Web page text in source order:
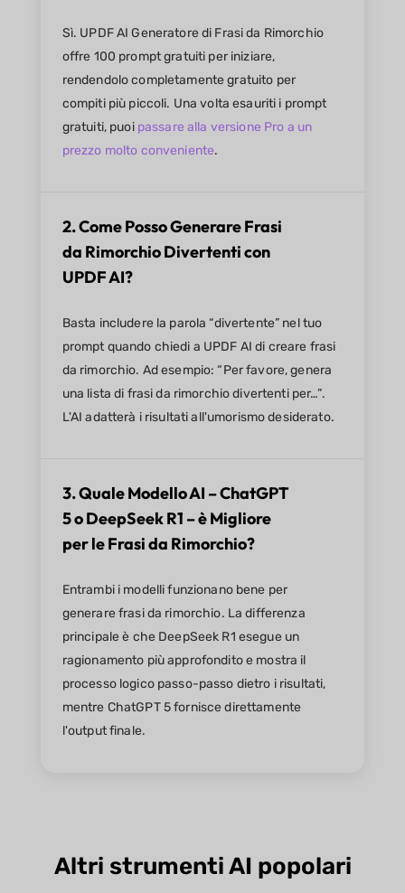
Sì. UPDF AI Generatore di Frasi da Rimorchio
offre 100 prompt gratuiti per iniziare,
rendendolo completamente gratuito per
compiti più piccoli. Una volta esauriti i prompt
gratuiti, puoi passare alla versione Pro a un
prezzo molto conveniente.
2. Come Posso Generare Frasi
da Rimorchio Divertenti con
UPDF AI?
Basta includere la parola “divertente” nel tuo
prompt quando chiedi a UPDF AI di creare frasi
da rimorchio. Ad esempio: “Per favore, genera
una lista di frasi da rimorchio divertenti per…”.
L'AI adatterà i risultati all'umorismo desiderato.
3. Quale Modello AI – ChatGPT
5 o DeepSeek R1 – è Migliore
per le Frasi da Rimorchio?
Entrambi i modelli funzionano bene per
generare frasi da rimorchio. La differenza
principale è che DeepSeek R1 esegue un
ragionamento più approfondito e mostra il
processo logico passo-passo dietro i risultati,
mentre ChatGPT 5 fornisce direttamente
l'output finale.
Altri strumenti AI popolari